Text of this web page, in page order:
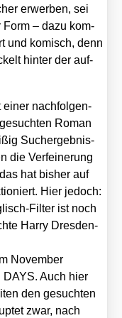
erwer­ben, sei
Form – dazu kom­
und komisch, denn
hin­ter der auf­
einer nach­fol­gen­
Roman
Such­ergeb­nis­
die Ver­fei­ne­rung
hat bis­her auf
Hier jedoch:
Fil­ter ist noch
Har­ry Dres­den-
Novem­ber
Auch hier
den gesuch­ten
zwar, nach